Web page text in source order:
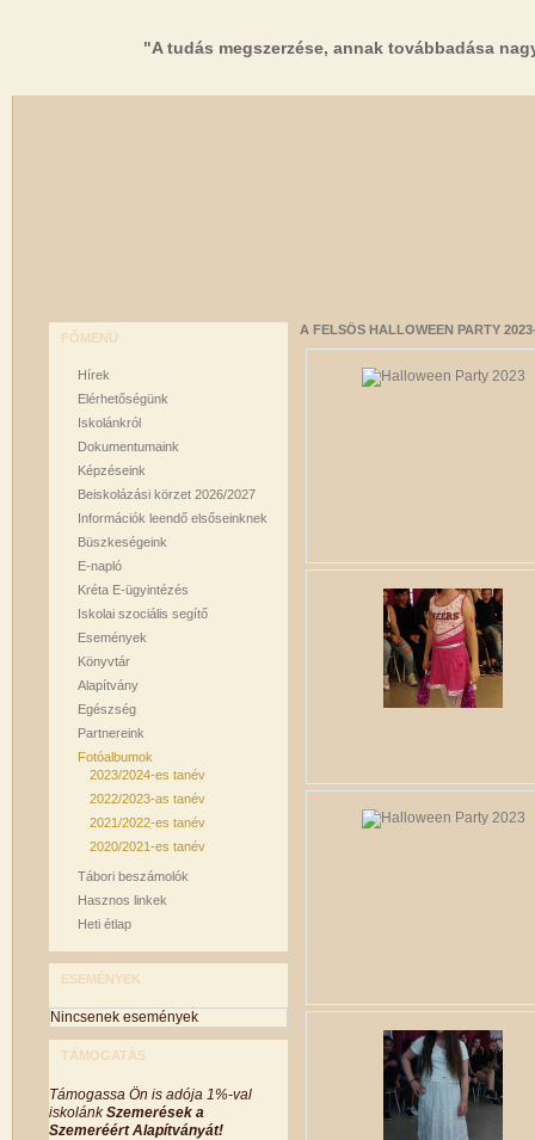
"A tudás megszerzése, annak továbbadása
FŐMENÜ
Hírek
Elérhetőségünk
Iskolánkról
Dokumentumaink
Képzéseink
Beiskolázási körzet 2026/2027
Információk leendő elsőseinknek
Büszkeségeink
E-napló
Kréta E-ügyintézés
Iskolai szociális segítő
Események
Könyvtár
Alapítvány
Egészség
Partnereink
Fotóalbumok
2023/2024-es tanév
2022/2023-as tanév
2021/2022-es tanév
2020/2021-es tanév
Tábori beszámolók
Hasznos linkek
Heti étlap
ESEMÉNYEK
Nincsenek események
TÁMOGATÁS
Támogassa Ön is adója 1%-val
iskolánkSzemerések a
Szemeréért Alapítványát!
A FELSŐS HALLOWEEN PARTY